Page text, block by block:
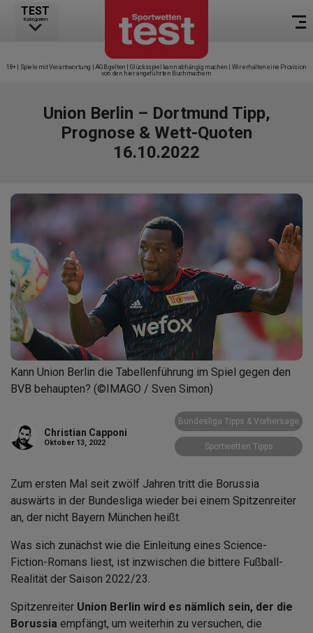
TEST
Kategorien
18+ | Spiele mit Verantwortung | AGB gelten | Glücksspiel kann abhängig machen | Wir erhalten eine Provision
von den hier angeführten Buchmachern
Union Berlin – Dortmund Tipp,
Prognose & Wett-Quoten
16.10.2022
Kann Union Berlin die Tabellenführung im Spiel gegen den
BVB behaupten? (©IMAGO / Sven Simon)
Christian Capponi
Oktober 13, 2022
Bundesliga Tipps & Vorhersage
Sportwetten Tipps
Zum ersten Mal seit zwölf Jahren tritt die Borussia
auswärts in der Bundesliga wieder bei einem Spitzenreiter
an, der nicht Bayern München heißt.
Was sich zunächst wie die Einleitung eines Science-
Fiction-Romans liest, ist inzwischen die bittere Fußball-
Realität der Saison 2022/23.
Spitzenreiter Union Berlin wird es nämlich sein, der die
Borussia empfängt, um weiterhin zu versuchen, die